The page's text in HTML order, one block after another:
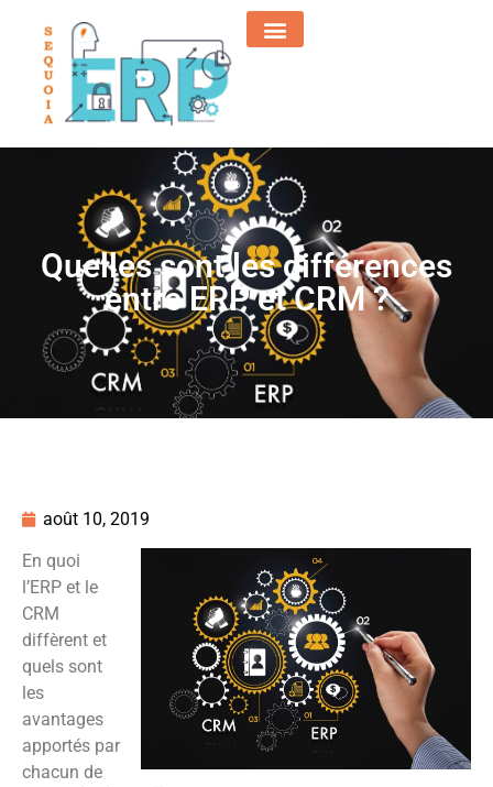
Quelles sont les différences
entre ERP et CRM ?
août 10, 2019
En quoi
l’ERP et le
CRM
diffèrent et
quels sont
les
avantages
apportés par
chacun de